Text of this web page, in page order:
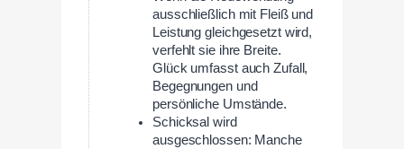
ausschließlich mit Fleiß und
Leistung gleichgesetzt wird,
verfehlt sie ihre Breite.
Glück umfasst auch Zufall,
Begegnungen und
persönliche Umstände.
Schicksal wird
ausgeschlossen: Manche